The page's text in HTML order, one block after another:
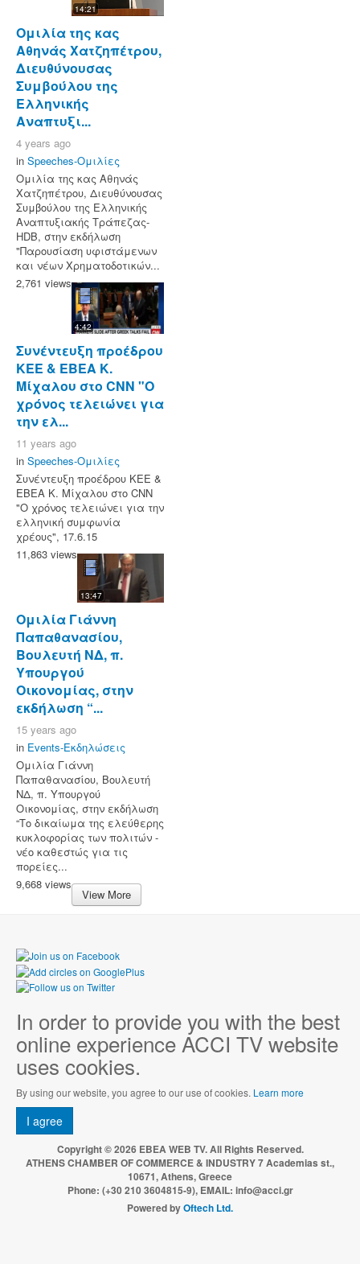
14:21
Ομιλία της κας
Αθηνάς Χατζηπέτρου,
Διευθύνουσας
Συμβούλου της
Ελληνικής
Αναπτυξι...
4 years ago
in Speeches-Ομιλίες
Ομιλία της κας Αθηνάς
Χατζηπέτρου, Διευθύνουσας
Συμβούλου της Ελληνικής
Αναπτυξιακής Τράπεζας-
HDB, στην εκδήλωση
"Παρουσίαση υφιστάμενων
και νέων Χρηματοδοτικών...
2,761 views
4:42
Συνέντευξη προέδρου
ΚΕΕ & ΕΒΕΑ Κ.
Μίχαλου στο CNN "Ο
χρόνος τελειώνει για
την ελ...
11 years ago
in Speeches-Ομιλίες
Συνέντευξη προέδρου ΚΕΕ &
ΕΒΕΑ Κ. Μίχαλου στο CNN
"Ο χρόνος τελειώνει για την
ελληνική συμφωνία
χρέους", 17.6.15
11,863 views
13:47
Ομιλία Γιάννη
Παπαθανασίου,
Βουλευτή ΝΔ, π.
Υπουργού
Οικονομίας, στην
εκδήλωση “...
15 years ago
in Events-Εκδηλώσεις
Ομιλία Γιάννη
Παπαθανασίου, Βουλευτή
ΝΔ, π. Υπουργού
Οικονομίας, στην εκδήλωση
“Το δικαίωμα της ελεύθερης
κυκλοφορίας των πολιτών -
νέο καθεστώς για τις
πορείες...
9,668 views
View More
In order to provide you with the best
online experience ACCI TV website
uses cookies.
By using our website, you agree to our use of cookies. Learn more
I agree
Copyright © 2026 EBEA WEB TV. All Rights Reserved.
ATHENS CHAMBER OF COMMERCE & INDUSTRY 7 Academias st.,
10671, Athens, Greece
Phone: (+30 210 3604815-9), EMAIL: info@acci.gr
Powered byOftech Ltd.